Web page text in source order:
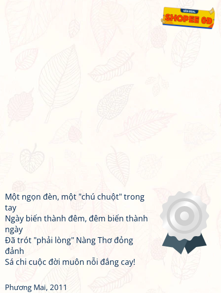
Một ngọn đèn, một "chú chuột" trong
tay
Ngày biến thành đêm, đêm biến thành
ngày
Đã trót "phải lòng" Nàng Thơ đỏng
đảnh
Sá chi cuộc đời muôn nỗi đắng cay!
Phương Mai, 2011